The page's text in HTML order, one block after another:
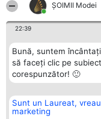
ȘOIMII Modei
22:39
Bună, suntem
să faceți clic pe
corespunzător! 🙂
Sunt un Laureat,
marketing
Organizator Ranking
BRIGHT SOLUTIONS BR SRL